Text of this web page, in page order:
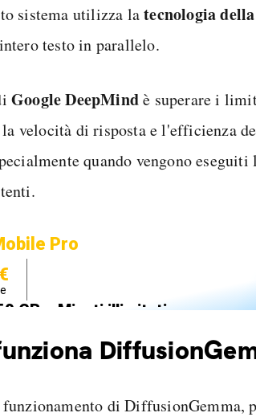
sistema utilizza latecnologia
testo in parallelo.
Google DeepMindè superare i
la velocità di risposta e l'efficienza
quando vengono
Pro
GB e Minuti illimitati
di DiffusionGemma,